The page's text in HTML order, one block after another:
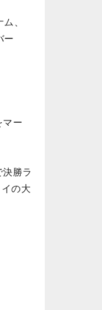
、
ー
マー
勝ラ
の大